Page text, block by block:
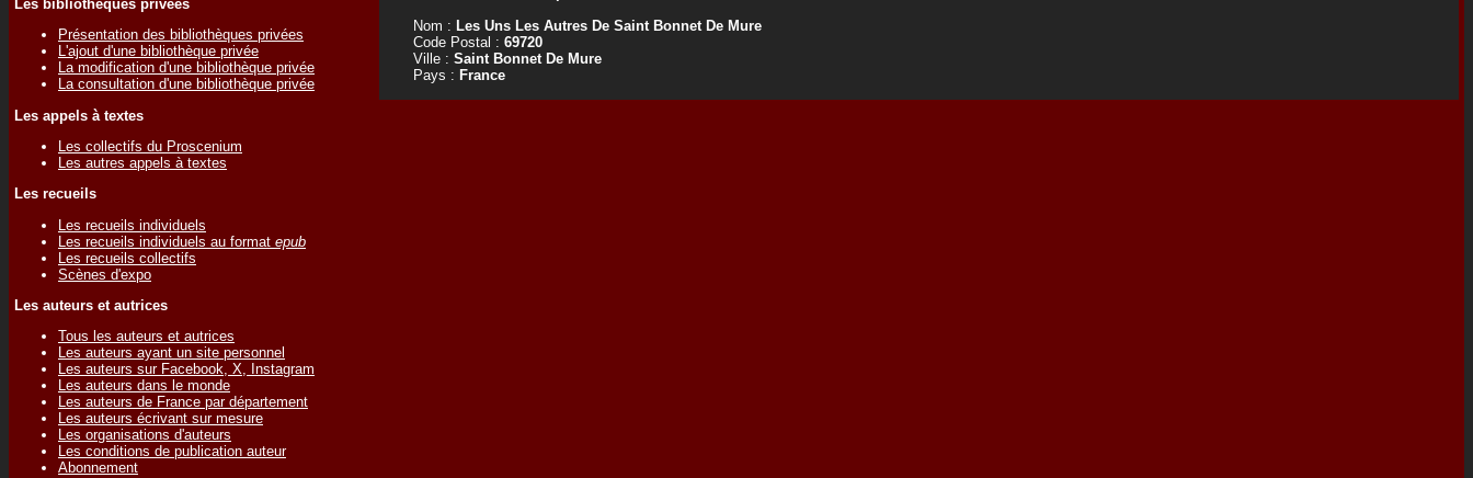
Les bibliothèques privées
Présentation des bibliothèques privées
L'ajout d'une bibliothèque privée
La modification d'une bibliothèque privée
La consultation d'une bibliothèque privée
Les appels à textes
Les collectifs du Proscenium
Les autres appels à textes
Les recueils
Les recueils individuels
Les recueils individuels au format epub
Les recueils collectifs
Scènes d'expo
Les auteurs et autrices
Tous les auteurs et autrices
Les auteurs ayant un site personnel
Les auteurs sur Facebook, X, Instagram
Les auteurs dans le monde
Les auteurs de France par département
Les auteurs écrivant sur mesure
Les organisations d'auteurs
Les conditions de publication auteur
Abonnement
Nom : Les Uns Les Autres De Saint Bonnet De Mure
Code Postal : 69720
Ville : Saint Bonnet De Mure
Pays : France